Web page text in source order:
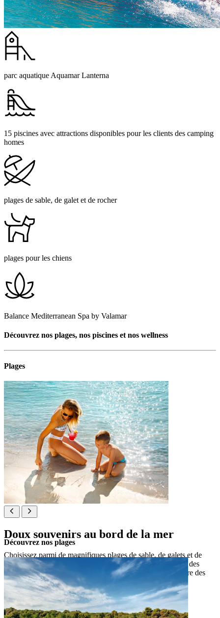
parc aquatique Aquamar Lanterna
15 piscines avec attractions disponibles pour les clients des camping
homes
plages de sable, de galet et de rocher
plages pour les chiens
Balance Mediterranean Spa by Valamar
Découvrez nos plages, nos piscines et nos wellness
Plages
Doux souvenirs au bord de la mer
Choisissez parmi de magnifiques plages de sable, de galets et de
rochers, avec des installations familiales de premier ordre et des
activités nautiques, ou trouvez un endroit tranquille à l’ombre des
pins pour une détente totale.
Découvrez nos plages